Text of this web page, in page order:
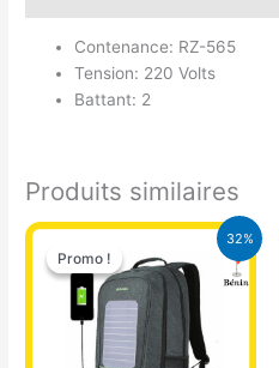
Contenance: RZ-565
Tension: 220 Volts
Battant: 2
Produits similaires
32%
Promo !
Promo !
Le
prix
initial
était :
32.500 CFA.
Le
prix
actuel
est :